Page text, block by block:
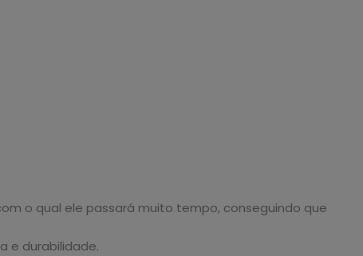
o qual ele passará muito tempo, conseguindo que
e durabilidade.